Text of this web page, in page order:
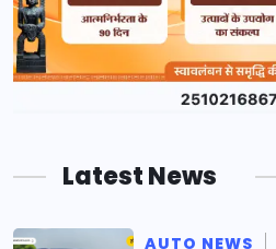
Latest News
AUTO NEWS